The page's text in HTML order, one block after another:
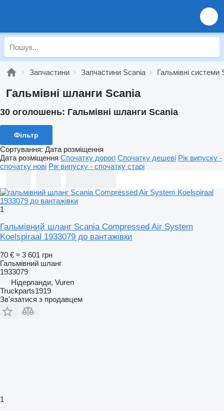
Запчастини Запчастини Scania Гальмівні системи
Гальмівні шланги Scania
30 оголошень: Гальмівні шланги Scania
Фільтр
Сортування: Дата розміщення
Дата розміщення Спочатку дорогі Спочатку дешеві Рік випуску -
спочатку нові Рік випуску - спочатку старі
1
Гальмівний шланг Scania Compressed Air System
Koelspiraal 1933079 до вантажівки
70 € ≈ 3 601 грн
Гальмівний шланг
1933079
Нідерланди, Vuren
Truckparts1919
Зв'язатися з продавцем
1